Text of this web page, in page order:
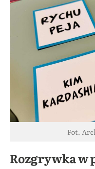
Fot.
Rozgrywka w